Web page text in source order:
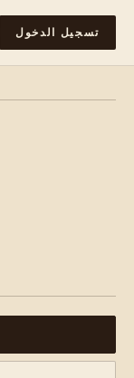
تسجيل الدخول